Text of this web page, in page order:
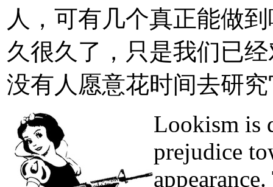
人，可有几个真正能做
久很久了，只是我们已
没有人愿意花时间去研
Lookism is
prejudice